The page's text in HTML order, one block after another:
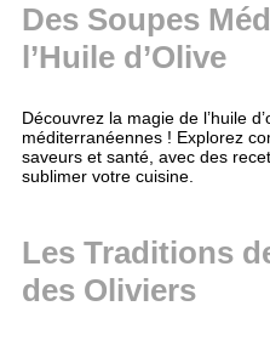
Des Soupes
l’Huile d’Olive
Découvrez la magie de l’huile
méditerranéennes ! Explorez
saveurs et santé, avec des
sublimer votre cuisine.
Les Traditions
des Oliviers